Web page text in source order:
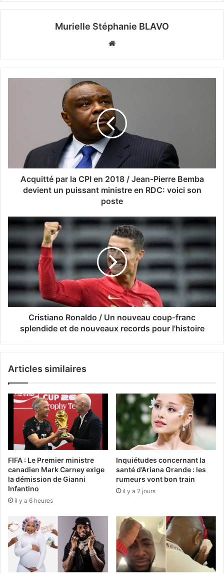
Murielle Stéphanie BLAVO
Acquitté par la CPI en 2018 / Jean-Pierre Bemba
devient un puissant ministre en RDC: voici son
poste
Cristiano Ronaldo / Un nouveau coup-franc
splendide et de nouveaux records pour l'histoire
Articles similaires
FIFA : Le Premier ministre
canadien Mark Carney exige
la démission de Gianni
Infantino
il y a 6 heures
Inquiétudes concernant la
santé d’Ariana Grande : les
rumeurs vont bon train
il y a 2 jours